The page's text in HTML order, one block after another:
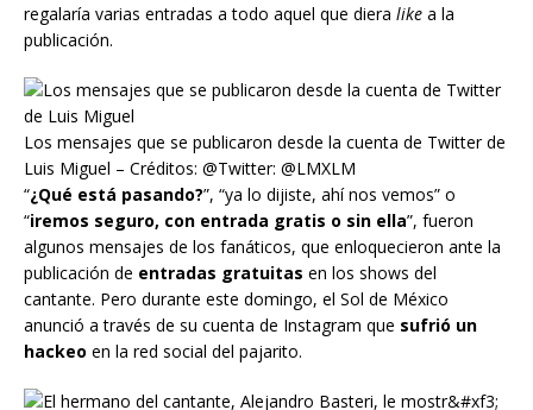
regalaría varias entradas a todo aquel que diera like a la
publicación.
Los mensajes que se publicaron desde la cuenta de Twitter de
Luis Miguel – Créditos: @Twitter: @LMXLM
“¿Qué está pasando?”, “ya lo dijiste, ahí nos vemos” o
“iremos seguro, con entrada gratis o sin ella”, fueron
algunos mensajes de los fanáticos, que enloquecieron ante la
publicación de entradas gratuitas en los shows del
cantante. Pero durante este domingo, el Sol de México
anunció a través de su cuenta de Instagram que sufrió un
hackeo en la red social del pajarito.